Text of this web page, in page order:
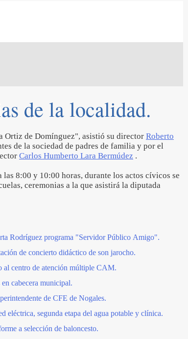
de la localidad.
Ortiz de Domínguez", asistió su director Roberto
de la sociedad de padres de familia y por el
Carlos Humberto Lara Bermúdez .
8:00 y 10:00 horas, durante los actos cívicos se
ceremonias a la que asistirá la diputada
Rodríguez programa "Servidor Público Amigo".
de concierto didáctico de son jarocho.
al centro de atención múltiple CAM.
cabecera municipal.
de CFE de Nogales.
eléctrica, segunda etapa del agua potable y clínica.
a selección de baloncesto.